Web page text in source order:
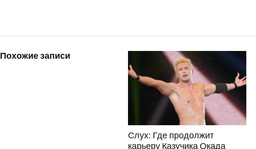
Похожие записи
Слух: Где продолжит
карьеру Казучика Окада